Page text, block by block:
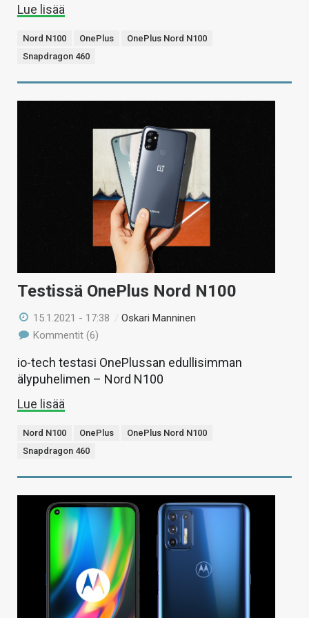
Lue lisää
Nord N100 OnePlus
OnePlus Nord N100
Snapdragon 460
Testissä OnePlus Nord N100
15.1.2021 - 17:38 /Oskari Manninen
Kommentit (6)
io-tech testasi OnePlussan edullisimman
älypuhelimen – Nord N100
Lue lisää
Nord N100 OnePlus
OnePlus Nord N100
Snapdragon 460